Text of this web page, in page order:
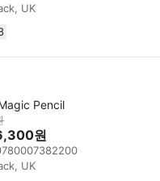
UK
Pencil
원
UK